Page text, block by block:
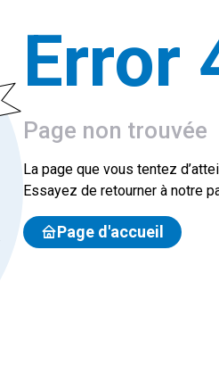
Page non trouvée
La page que vous tentez
Essayez de retourner à notre
Page d'accueil